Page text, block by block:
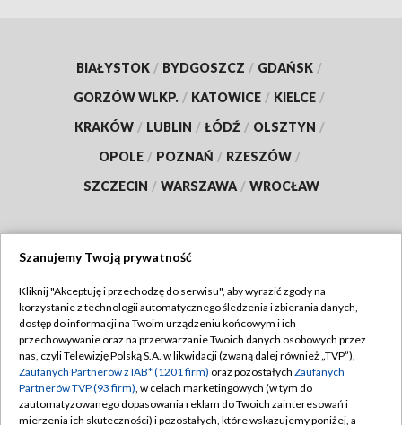
BIAŁYSTOK / BYDGOSZCZ / GDAŃSK /
GORZÓW WLKP. / KATOWICE / KIELCE /
KRAKÓW / LUBLIN / ŁÓDŹ / OLSZTYN /
OPOLE / POZNAŃ / RZESZÓW /
SZCZECIN / WARSZAWA / WROCŁAW
TVP
Abonament TVP
Emisja w TVP
Centrum informacji TVP
Regulamin TVP
Polityka prywatności
Moje zgody
Szanujemy Twoją prywatność
Kliknij "Akceptuję i przechodzę do serwisu", aby wyrazić zgody na
korzystanie z technologii automatycznego śledzenia i zbierania danych,
dostęp do informacji na Twoim urządzeniu końcowym i ich
przechowywanie oraz na przetwarzanie Twoich danych osobowych przez
nas, czyli Telewizję Polską S.A. w likwidacji (zwaną dalej również „TVP”),
Zaufanych Partnerów z IAB* (1201 firm) oraz pozostałych Zaufanych
Partnerów TVP (93 firm), w celach marketingowych (w tym do
zautomatyzowanego dopasowania reklam do Twoich zainteresowań i
mierzenia ich skuteczności) i pozostałych, które wskazujemy poniżej, a